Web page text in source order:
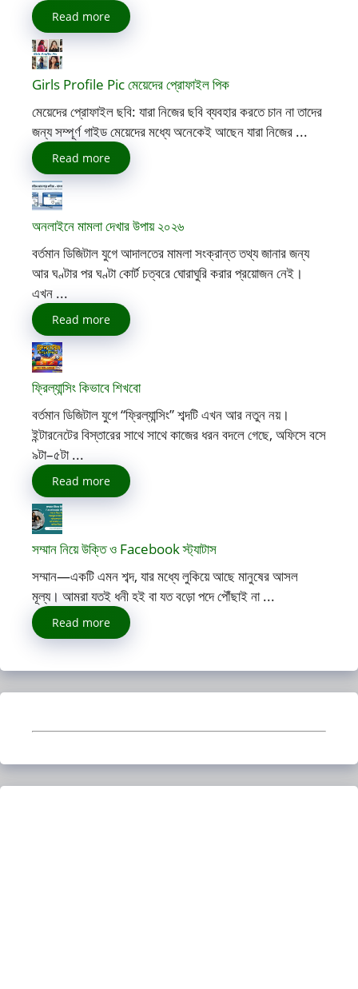
Read more
Girls Profile Pic মেয়েদের প্রোফাইল পিক
মেয়েদের প্রোফাইল ছবি: যারা নিজের ছবি ব্যবহার করতে চান না তাদের
জন্য সম্পূর্ণ গাইড মেয়েদের মধ্যে অনেকেই আছেন যারা নিজের ...
Read more
অনলাইনে মামলা দেখার উপায় ২০২৬
বর্তমান ডিজিটাল যুগে আদালতের মামলা সংক্রান্ত তথ্য জানার জন্য
আর ঘণ্টার পর ঘণ্টা কোর্ট চত্বরে ঘোরাঘুরি করার প্রয়োজন নেই।
এখন ...
Read more
ফ্রিল্যান্সিং কিভাবে শিখবো
বর্তমান ডিজিটাল যুগে “ফ্রিল্যান্সিং” শব্দটি এখন আর নতুন নয়।
ইন্টারনেটের বিস্তারের সাথে সাথে কাজের ধরন বদলে গেছে, অফিসে বসে
৯টা–৫টা ...
Read more
সম্মান নিয়ে উক্তি ও Facebook স্ট্যাটাস
সম্মান—একটি এমন শব্দ, যার মধ্যে লুকিয়ে আছে মানুষের আসল
মূল্য। আমরা যতই ধনী হই বা যত বড়ো পদে পৌঁছাই না ...
Read more